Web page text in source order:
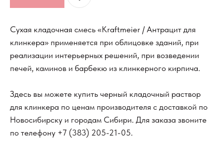
Сухая кладочная смесь «Kraftmeier / Антрацит для
клинкера» применяется при облицовке зданий, при
реализации интерьерных решений, при возведении
печей, каминов и барбекю из клинкерного кирпича.
Здесь вы можете купить черный кладочный раствор
для клинкера по ценам производителя с доставкой по
Новосибирску и городам Сибири. Для заказа звоните
по телефону +7 (383) 205-21-05.